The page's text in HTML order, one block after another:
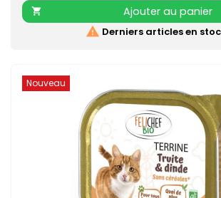
richesse en protéines, dont 91% sont
pour un repas à la fois...

Ajouter au panier
 Derniers articles en
Nouveau